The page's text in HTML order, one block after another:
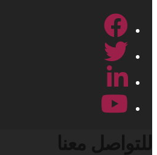
للتواصل معنا